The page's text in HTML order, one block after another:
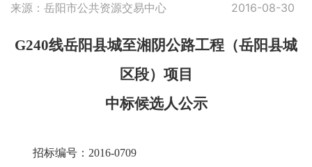
来源：岳阳市公共资源交易中心 2016-08-30
G240线岳阳县城至湘阴公路工程（岳阳县城
区段）项目
中标候选人公示
招标编号： 2016-0709